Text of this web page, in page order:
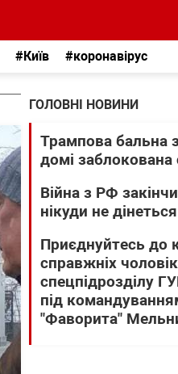
#Київ #коронавірус
ГОЛОВНІ НОВИНИ
Трампова бальна
домі заблокована
Війна з РФ
нікуди не
Приєднуйтесь до
справжніх
спецпідрозділу
під
"Фаворита"